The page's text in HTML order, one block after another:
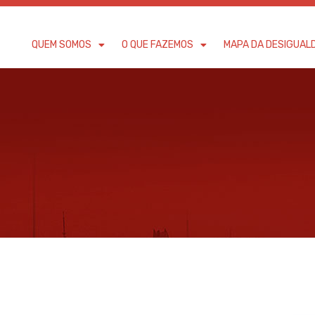
QUEM SOMOS O QUE FAZEMOS MAPA DA